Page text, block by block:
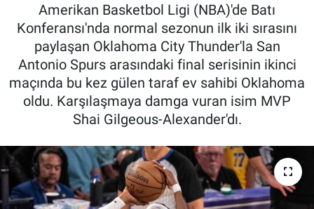
Amerikan Basketbol Ligi (NBA)'de Batı
Konferansı'nda normal sezonun ilk iki sırasını
paylaşan Oklahoma City Thunder'la San
Antonio Spurs arasındaki final serisinin ikinci
maçında bu kez gülen taraf ev sahibi Oklahoma
oldu. Karşılaşmaya damga vuran isim MVP
Shai Gilgeous-Alexander'dı.
Tüm Manşetler
Son Dakika Haberleri
Haber Arşivi